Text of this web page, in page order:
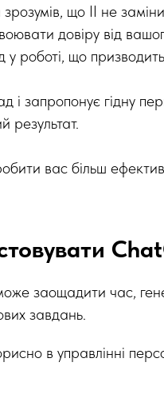
що ІІ не
довіру від
роботі, що
і запропонує гідну
результат.
вас більш
заощадити час,
завдань.
в управлінні